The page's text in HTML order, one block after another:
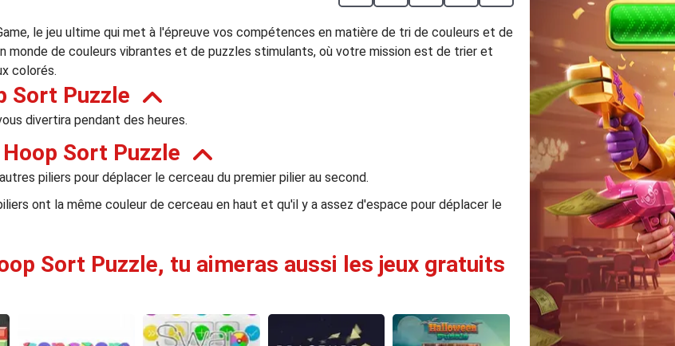
le jeu ultime qui met à l'épreuve vos compétences en matière de tri de couleurs et de
monde de couleurs vibrantes et de puzzles stimulants, où votre mission est de trier et
colorés.
Sort Puzzle
divertira pendant des heures.
Sort Puzzle
piliers pour déplacer le cerceau du premier pilier au second.
ont la même couleur de cerceau en haut et qu'il y a assez d'espace pour déplacer le
Sort Puzzle, tu aimeras aussi les jeux gratuits